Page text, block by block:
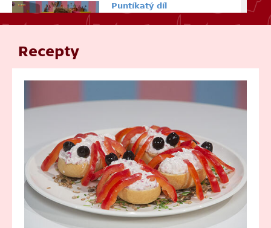
Puntíkatý díl
Oblečený díl
18. května 2022
Dlouhý díl
15:04 11. května 2022
Podzimní díl
Recepty